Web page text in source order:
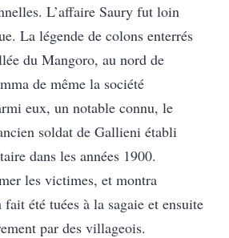
L’affaire Saury fut loin
La légende de colons enterrés
du Mangoro, au nord de
de même la société
eux, un notable connu, le
soldat de Gallieni établi
dans les années 1900.
les victimes, et montra
fait été tuées à la sagaie et ensuite
par des villageois.